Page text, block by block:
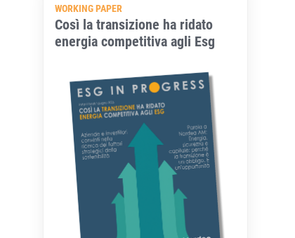
WORKING PAPER
Così la transizione ha ridato
energia competitiva agli Esg